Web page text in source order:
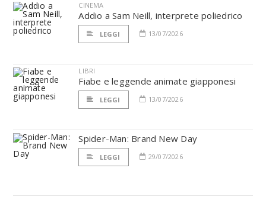
CINEMA
Addio a Sam Neill, interprete poliedrico
LEGGI 13/07/2026
LIBRI
Fiabe e leggende animate giapponesi
LEGGI 13/07/2026
Spider-Man: Brand New Day
LEGGI 29/07/2026